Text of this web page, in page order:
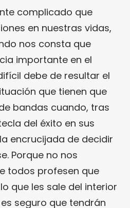
complicado que
en nuestras vidas,
nos consta que
importante en el
debe de resultar el
que tienen que
bandas cuando, tras
del éxito en sus
encrucijada de decidir
Porque no nos
todos profesen que
que les sale del interior
seguro que tendrán